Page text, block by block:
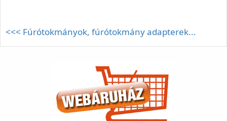
<<< Fúrótokmányok, fúrótokmány adapterek...